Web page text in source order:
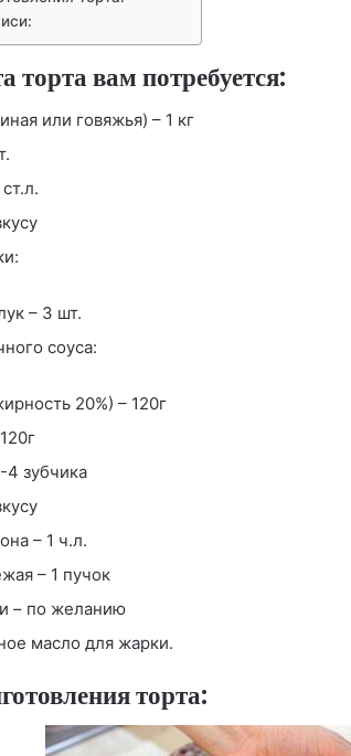
торта вам потребуется:
или говяжья) – 1 кг
– 3 шт.
соуса:
20%) – 120г
4 зубчика
– 1 ч.л.
– 1 пучок
– по желанию
масло для жарки.
торта: